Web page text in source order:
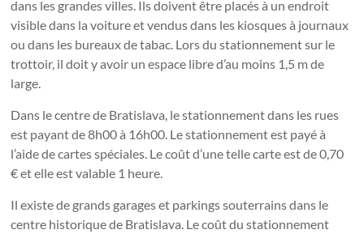
dans les grandes villes. Ils doivent être placés à un endroit
visible dans la voiture et vendus dans les kiosques à journaux
ou dans les bureaux de tabac. Lors du stationnement sur le
trottoir, il doit y avoir un espace libre d’au moins 1,5 m de
large.
Dans le centre de Bratislava, le stationnement dans les rues
est payant de 8h00 à 16h00. Le stationnement est payé à
l’aide de cartes spéciales. Le coût d’une telle carte est de 0,70
€ et elle est valable 1 heure.
Il existe de grands garages et parkings souterrains dans le
centre historique de Bratislava. Le coût du stationnement